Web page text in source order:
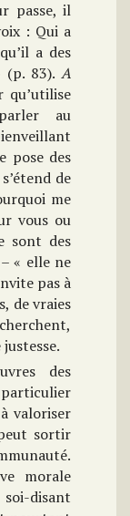
passe, il
: Qui a
a des
(p. 83). A
au
pose des
de
me
vous ou
sont des
« elle ne
pas à
de vraies
des
valoriser
sortir
morale
disant